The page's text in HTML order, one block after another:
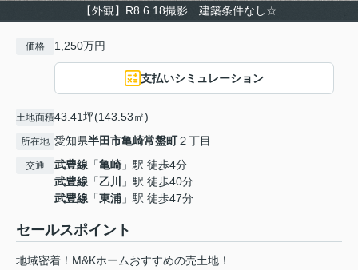
【外観】R8.6.18撮影 建築条件なし☆
価格 1,250万円
支払いシミュレーション
土地面積43.41坪(143.53㎡)
所在地 愛知県半田市亀崎常盤町２丁目
交通 武豊線 「亀崎 」駅 徒歩4分
武豊線 「乙川
」駅 徒歩40分
武豊線 「東浦 」駅 徒歩47分
セールスポイント
地域密着！M&Kホームおすすめの売土地！